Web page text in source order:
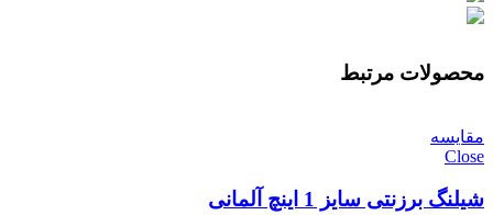
محصولات مرتبط
مقایسه
Close
شیلنگ برزنتی سایز 1 اینچ آلمانی